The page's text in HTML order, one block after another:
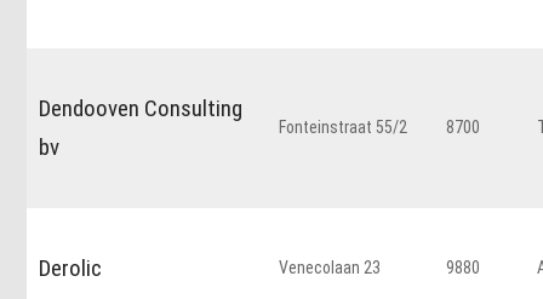
Dendooven Consulting
bv
Fonteinstraat 55/2 8700
Derolic Venecolaan 23 9880